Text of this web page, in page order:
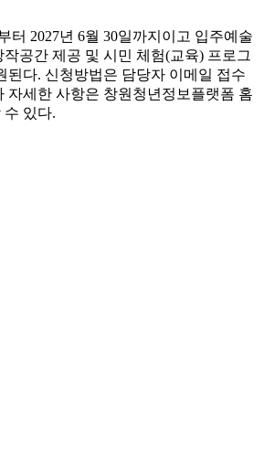
터 2027년 6월 30일까지이고 입주예술
공간 제공 및 시민 체험(교육) 프로그
된다. 신청방법은 담당자 이메일 접수
자세한 사항은 창원청년정보플랫폼 홈
수 있다.